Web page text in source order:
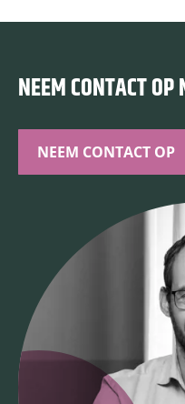
NEEM CONTACT OP
NEEM CONTACT OP